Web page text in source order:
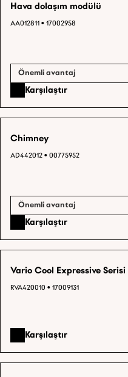
Hava dolaşım modülü
AA012811 • 17002958
Önemli avantaj
Karşılaştır
Chimney
AD442012 • 00775952
Önemli avantaj
Karşılaştır
Vario Cool Expressive Serisi
RVA420010 • 17009131
Karşılaştır